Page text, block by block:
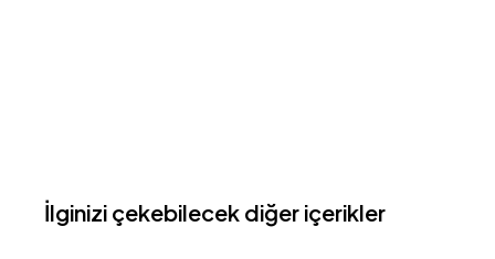
İlginizi çekebilecek diğer içerikler